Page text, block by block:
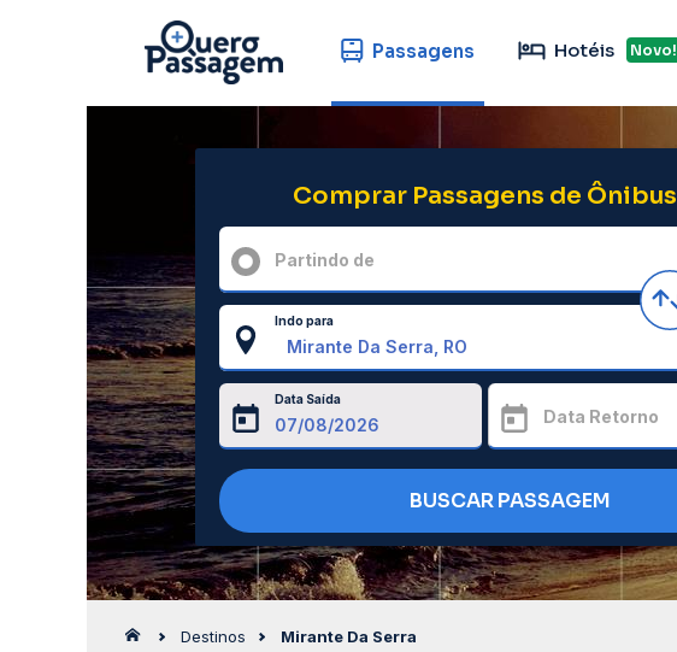
Passagens Hotéis Novo!
Comprar Passagens de Ônibus
Partindo de
Indo para
Data Saída
Data Retorno
BUSCAR PASSAGEM
Destinos Mirante Da Serra